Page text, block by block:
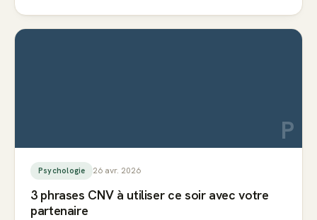
P
Psychologie 26 avr. 2026
3 phrases CNV à utiliser ce soir avec votre
partenaire